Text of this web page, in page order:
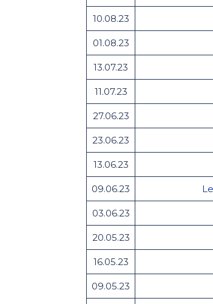
10.08.23
01.08.23
13.07.23
11.07.23
27.06.23
23.06.23
13.06.23
09.06.23
03.06.23
20.05.23
16.05.23
09.05.23